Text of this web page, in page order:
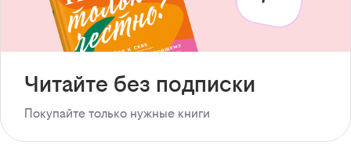
Читайте без подписки
Покупайте только нужные книги